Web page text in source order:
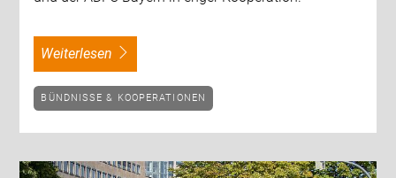
weiterlesen
BÜNDNISSE & KOOPERATIONEN